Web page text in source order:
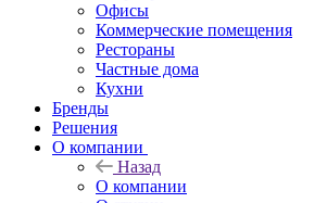
Офисы
Коммерческие помещения
Рестораны
Частные дома
Кухни
Бренды
Решения
О компании
Назад
О компании